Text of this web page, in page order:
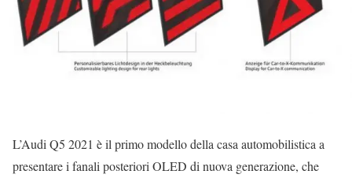
L’Audi Q5 2021 è il primo modello della casa automobilistica a
presentare i fanali posteriori OLED di nuova generazione, che